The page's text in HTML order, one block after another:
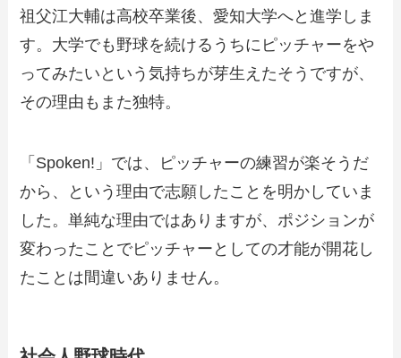
祖父江大輔は高校卒業後、愛知大学へと進学しま
す。大学でも野球を続けるうちにピッチャーをや
ってみたいという気持ちが芽生えたそうですが、
その理由もまた独特。
「Spoken!」では、ピッチャーの練習が楽そうだ
から、という理由で志願したことを明かしていま
した。単純な理由ではありますが、ポジションが
変わったことでピッチャーとしての才能が開花し
たことは間違いありません。